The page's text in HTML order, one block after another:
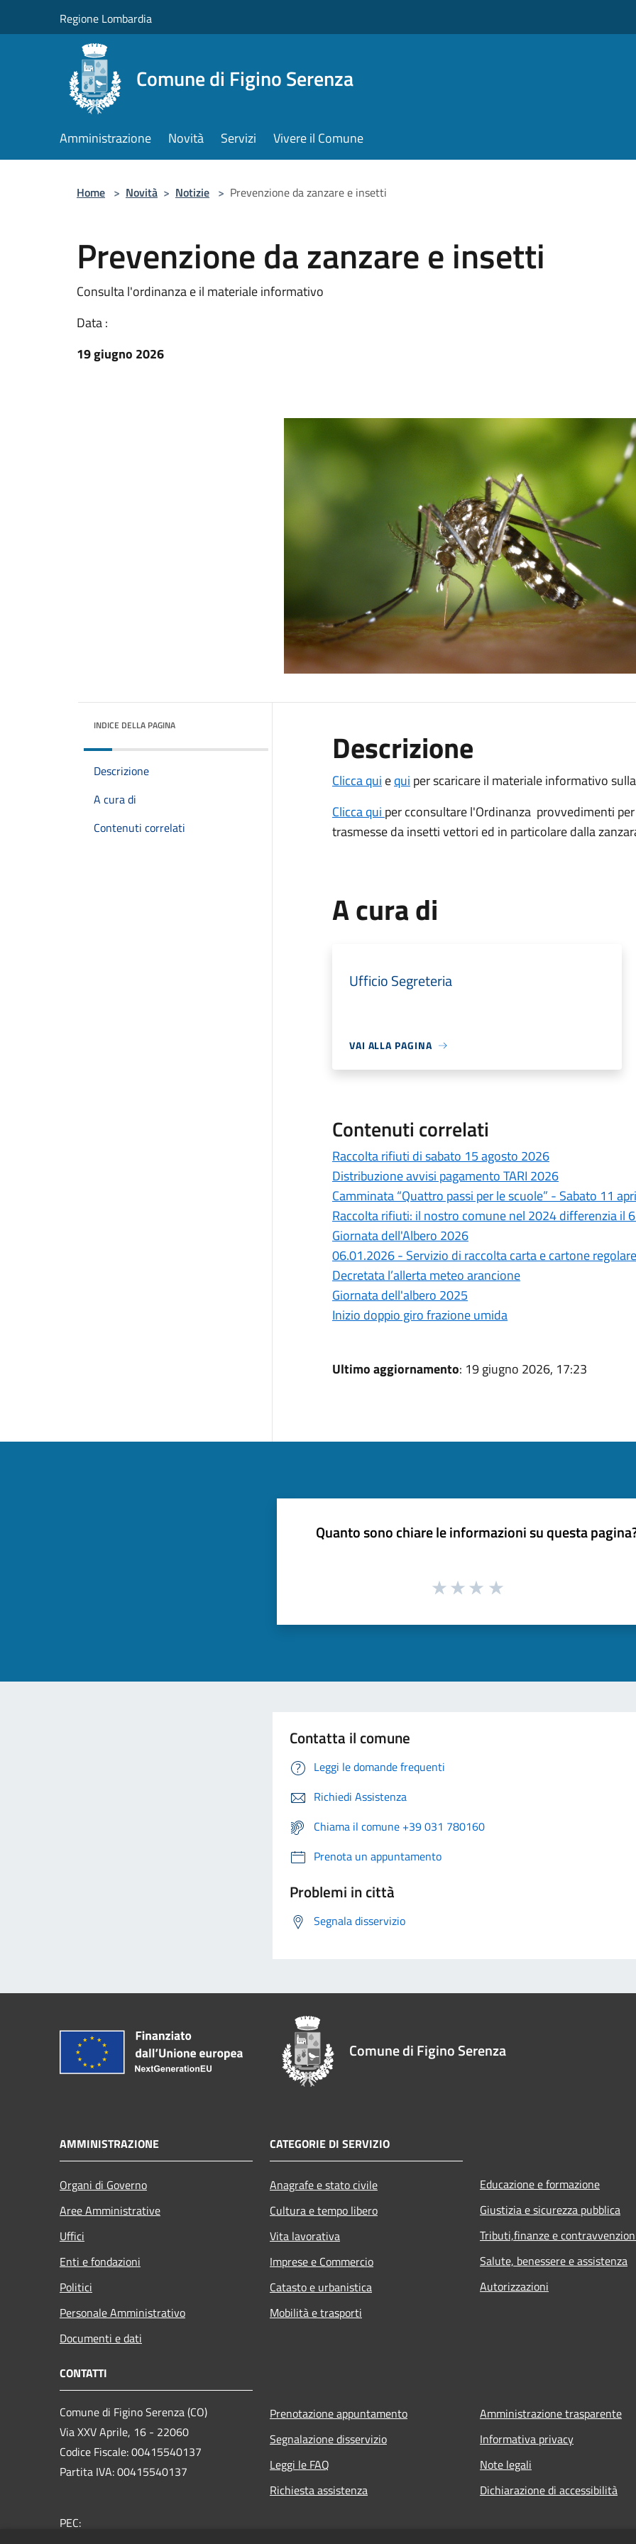
Regione Lombardia
Comune di Figino Serenza
Amministrazione Novità Servizi Vivere il Comune
Home > Novità > Notizie > Prevenzione da zanzare e insetti
Prevenzione da zanzare e insetti
Consulta l'ordinanza e il materiale informativo
Data :
19 giugno 2026
INDICE DELLA PAGINA
Descrizione
A cura di
Contenuti correlati
Descrizione
Clicca qui equi per scaricare il materiale informativo
Clicca qui per cconsultare l'Ordinanza provvedimenti
trasmesse da insetti vettori ed in particolare dalla
A cura di
Ufficio Segreteria
VAI ALLA PAGINA
Contenuti correlati
Raccolta rifiuti di sabato 15 agosto 2026
Distribuzione avvisi pagamento TARI 2026
Camminata “Quattro passi per le scuole” - Sabato 11
Raccolta rifiuti: il nostro comune nel 2024 differenzia il
Giornata dell'Albero 2026
06.01.2026 - Servizio di raccolta carta e cartone
Decretata l’allerta meteo arancione
Giornata dell'albero 2025
Inizio doppio giro frazione umida
Ultimo aggiornamento: 19 giugno 2026, 17:23
Quanto sono chiare le informazioni su questa
Contatta il comune
Leggi le domande frequenti
Richiedi Assistenza
Chiama il comune +39 031 780160
Prenota un appuntamento
Problemi in città
Segnala disservizio
Comune di Figino Serenza
AMMINISTRAZIONE
Organi di Governo
Aree Amministrative
Uffici
Enti e fondazioni
Politici
Personale Amministrativo
Documenti e dati
CATEGORIE DI SERVIZIO
Anagrafe e stato civile
Cultura e tempo libero
Vita lavorativa
Imprese e Commercio
Catasto e urbanistica
Mobilità e trasporti
Educazione e formazione
Giustizia e sicurezza pubblica
Tributi,finanze e
Salute, benessere e assistenza
Autorizzazioni
CONTATTI
Comune di Figino Serenza (CO)
Via XXV Aprile, 16 - 22060
Codice Fiscale: 00415540137
Partita IVA: 00415540137
PEC:
Prenotazione appuntamento
Segnalazione disservizio
Leggi le FAQ
Richiesta assistenza
Amministrazione trasparente
Informativa privacy
Note legali
Dichiarazione di accessibilità